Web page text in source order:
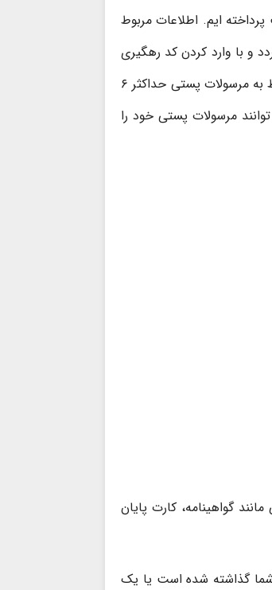
ایم. اطلاعات مربوط
و با وارد کردن کد رهگیری
مرسولات پستی می توانید از وضعیت بسته پستی خود مطلع گردید. اطلاعات مربوط به مرسولات پستی حداکثر ۶
مرسولات پستی خود را
گواهینامه، کارت پایان
یک کد پیگیری ۲۰ یا ۲۴ رقمی در اختیار شما گذاشته شده است یا یک